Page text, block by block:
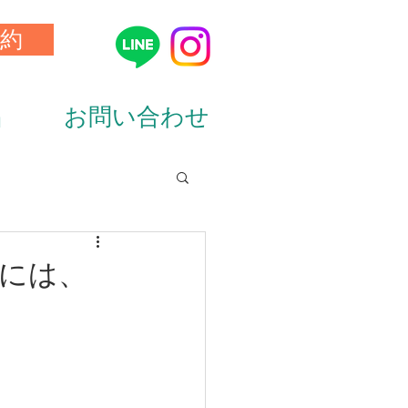
お問い合わせ
は、